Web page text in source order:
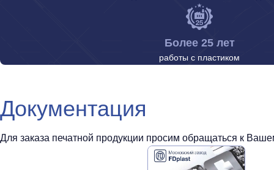
Более 25 лет
работы с пластиком
Документация
Для заказа печатной продукции просим обращаться к